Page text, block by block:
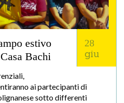
28
giu
estivo
Bachi
ai partecipanti di
sotto differenti